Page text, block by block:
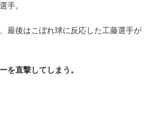
手。
最後はこぼれ球に反応した工藤選手が
を直撃してしまう。